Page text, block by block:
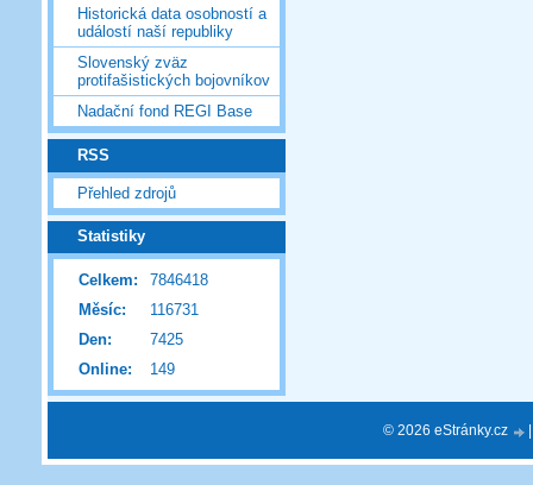
Historická data osobností a
událostí naší republiky
Slovenský zväz
protifašistických bojovníkov
Nadační fond REGI Base
RSS
Přehled zdrojů
Statistiky
Online: 149
Celkem:
7846418
Měsíc:
116731
Den:
7425
© 2026 eStránky.cz